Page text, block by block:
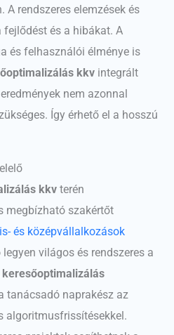
A rendszeres elemzések és
és a hibákat. A
és felhasználói élménye is
kkvintegrált
nem azonnal
Így érhető el a hosszú
kkvterén
megbízható szakértőt
és középvállalkozások
világos és rendszeres a
keresőoptimalizálás
tanácsadó naprakész az
algoritmusfrissítésekkel.